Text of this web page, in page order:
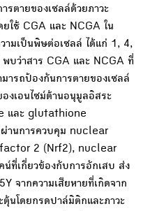
รตายของเซลล์ด้วยภาวะ
ใช้ CGA และ NCGA ใน
ามเป็นพิษต่อเซลล์ ได้แก่ 1, 4,
พบว่าสาร CGA และ NCGA ที่
ารถป้องกันการตายของเซลล์
งเอนไซม์ต้านอนุมูลอิสระ
และ glutathione
านการควบคุม nuclear
2 (Nrf2), nuclear
ที่เกี่ยวข้องกับการอักเสบ ส่ง
จากความเสียหายที่เกิดจาก
นโดยกรดปาล์มิติกและภาวะ